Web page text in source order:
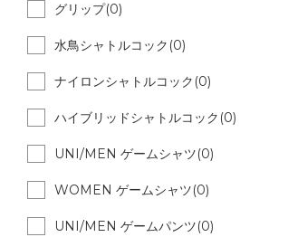
グリップ(0)
水鳥シャトルコック(0)
ナイロンシャトルコック(0)
ハイブリッドシャトルコック(0)
UNI/MEN ゲームシャツ(0)
WOMEN ゲームシャツ(0)
UNI/MEN ゲームパンツ(0)